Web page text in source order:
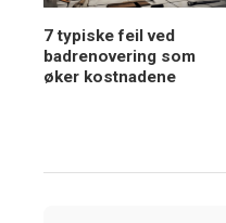
7 typiske feil ved
badrenovering som
øker kostnadene